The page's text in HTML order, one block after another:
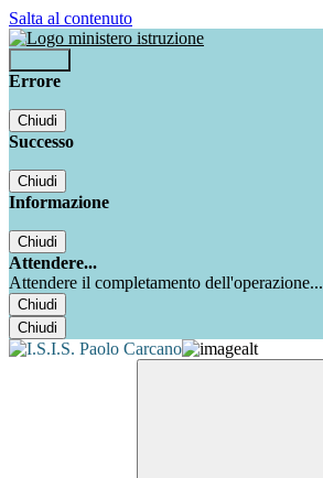
Salta al contenuto
Errore
Chiudi
Successo
Chiudi
Informazione
Chiudi
Attendere...
Attendere il completamento dell'operazione...
Chiudi
Chiudi